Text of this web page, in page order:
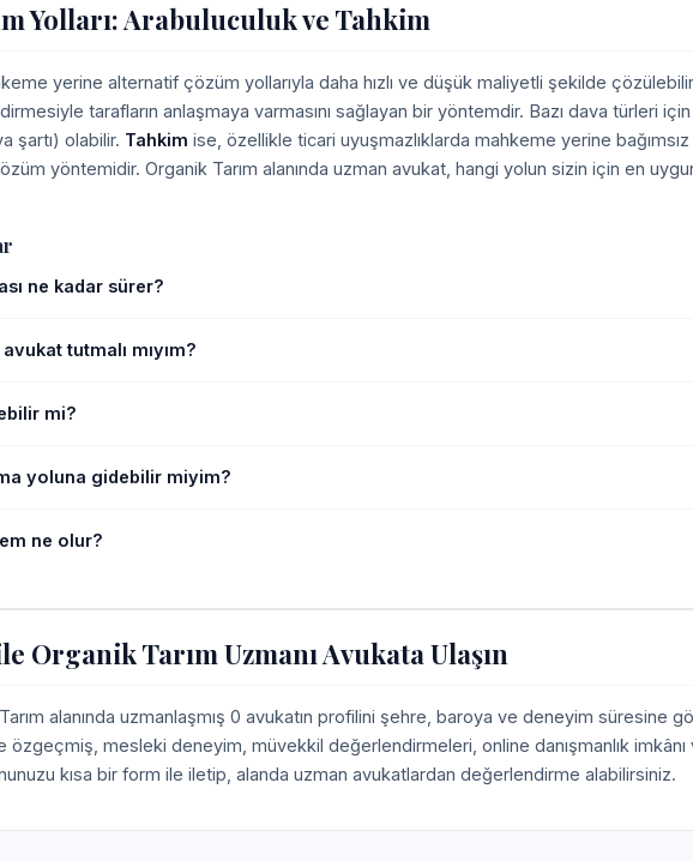
Yolları: Arabuluculuk ve Tahkim
yerine alternatif çözüm yollarıyla daha hızlı ve düşük maliyetli şekilde
tarafların anlaşmaya varmasını sağlayan bir yöntemdir. Bazı dava türleri
şartı) olabilir. Tahkim ise, özellikle ticari uyuşmazlıklarda mahkeme yerine
yöntemidir. Organik Tarım alanında uzman avukat, hangi yolun sizin için en
ne kadar sürer?
tutmalı mıyım?
mi?
yoluna gidebilir miyim?
ne olur?
Organik Tarım Uzmanı Avukata Ulaşın
alanında uzmanlaşmış 0 avukatın profilini şehre, baroya ve deneyim süresine
özgeçmiş, mesleki deneyim, müvekkil değerlendirmeleri, online danışmanlık
kısa bir form ile iletip, alanda uzman avukatlardan değerlendirme alabilirsiniz.